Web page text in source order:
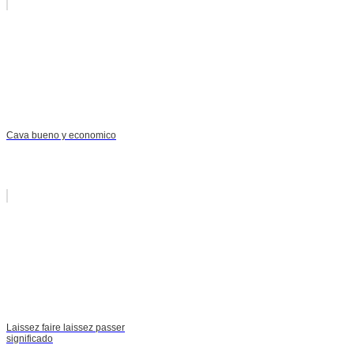
Cava bueno y economico
Laissez faire laissez passer
significado